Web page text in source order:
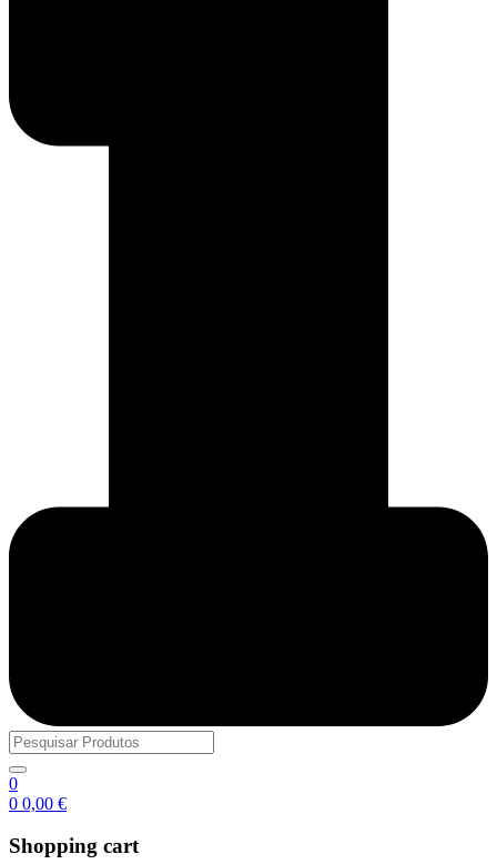
0
0 0,00 €
Shopping cart